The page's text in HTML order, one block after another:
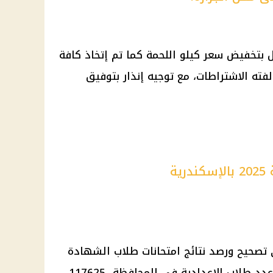
سعر كيلو اللحمة كما تم إتخاذ كافة
الاشتراطات، مع توجيه إنذار بتوفيق
ورصد نتائج امتحانات طلاب الشهادة